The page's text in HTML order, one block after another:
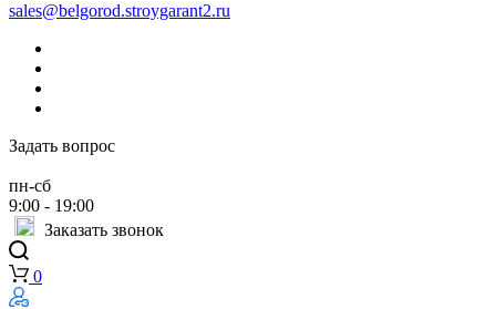
sales@belgorod.stroygarant2.ru
Задать вопрос
пн-сб
9:00 - 19:00
Заказать звонок
0